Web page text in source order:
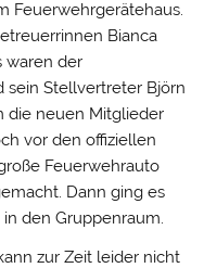
Feuerwehrgerätehaus.
Bianca
waren der
sein Stellvertreter Björn
die neuen Mitglieder
vor den offiziellen
Feuerwehrauto
Dann ging es
den Gruppenraum.
zur Zeit leider nicht